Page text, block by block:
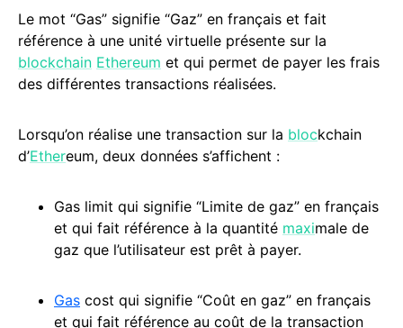
Le mot “Gas” signifie “Gaz” en français et fait
référence à une unité virtuelle présente sur la
blockchain Ethereum et qui permet de payer les frais
des différentes transactions réalisées.
Lorsqu’on réalise une transaction sur la blockchain
d’Ethereum, deux données s’affichent :
Gas limit qui signifie “Limite de gaz” en français
et qui fait référence à la quantité maximale de
gaz que l’utilisateur est prêt à payer.
Gas cost qui signifie “Coût en gaz” en français
et qui fait référence au coût de la transaction